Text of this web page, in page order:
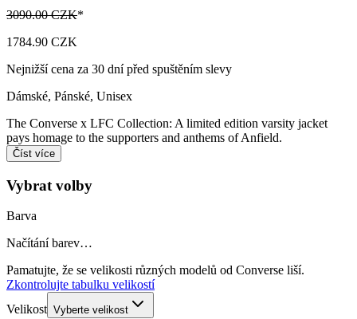
3090.00 CZK*
1784.90 CZK
Nejnižší cena za 30 dní před spuštěním slevy
Dámské, Pánské, Unisex
The Converse x LFC Collection: A limited edition varsity jacket
pays homage to the supporters and anthems of Anfield.
Číst více
Vybrat volby
Barva
Načítání barev…
Pamatujte, že se velikosti různých modelů od Converse liší.
Zkontrolujte tabulku velikostí
Velikost Vyberte velikost